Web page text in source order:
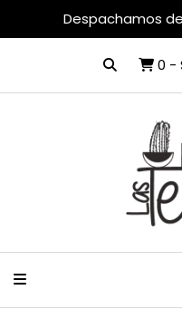
Despachamos
0 -